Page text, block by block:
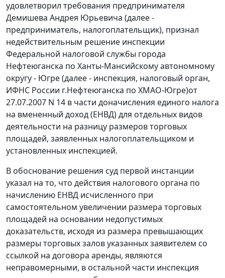
удовлетворил требования предпринимателя
Демишева Андрея Юрьевича (далее -
предприниматель, налогоплательщик), признал
недействительным решение инспекции
Федеральной налоговой службы города
Нефтеюганска по Ханты-Мансийскому автономному
округу - Югре (далее - инспекция, налоговый орган,
ИФНС России г.Нефтеюганска по ХМАО-Югре)от
27.07.2007 N 14 в части доначисления единого налога
на вмененный доход (ЕНВД) для отдельных видов
деятельности на разницу размеров торговых
площадей, заявленных налогоплательщиком и
установленных инспекцией.
В обоснование решения суд первой инстанции
указал на то, что действия налогового органа по
начислению ЕНВД исчисленного при
самостоятельном увеличении размера торговых
площадей на основании недопустимых
доказательств, исходя из размера превышающих
размеры торговых залов указанных заявителем со
ссылкой на договора аренды, являются
неправомерными, в остальной части инспекция